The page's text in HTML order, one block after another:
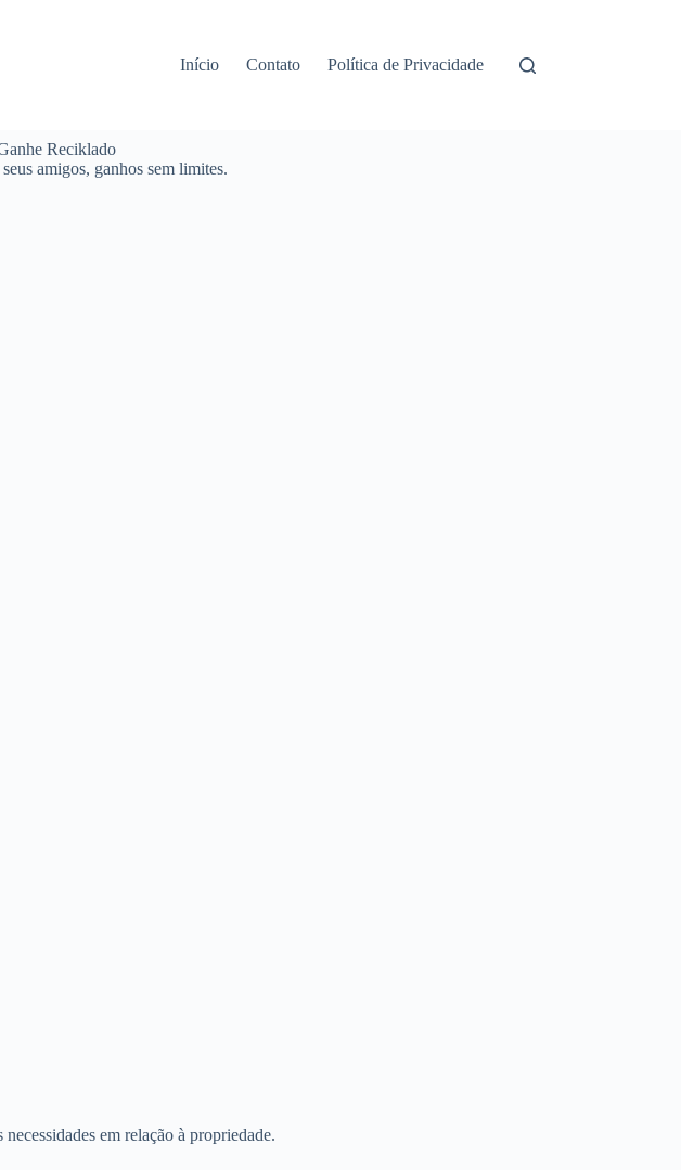
Início Contato Política de Privacidade
Reciklado
amigos, ganhos sem limites.
em relação à propriedade.